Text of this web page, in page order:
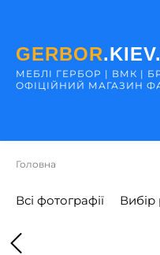
GERBOR
МЕБЛI ГЕРБОР | ВМК |
ОФІЦІЙНИЙ МАГАЗИН
Головна
Всі фотографії Вибір